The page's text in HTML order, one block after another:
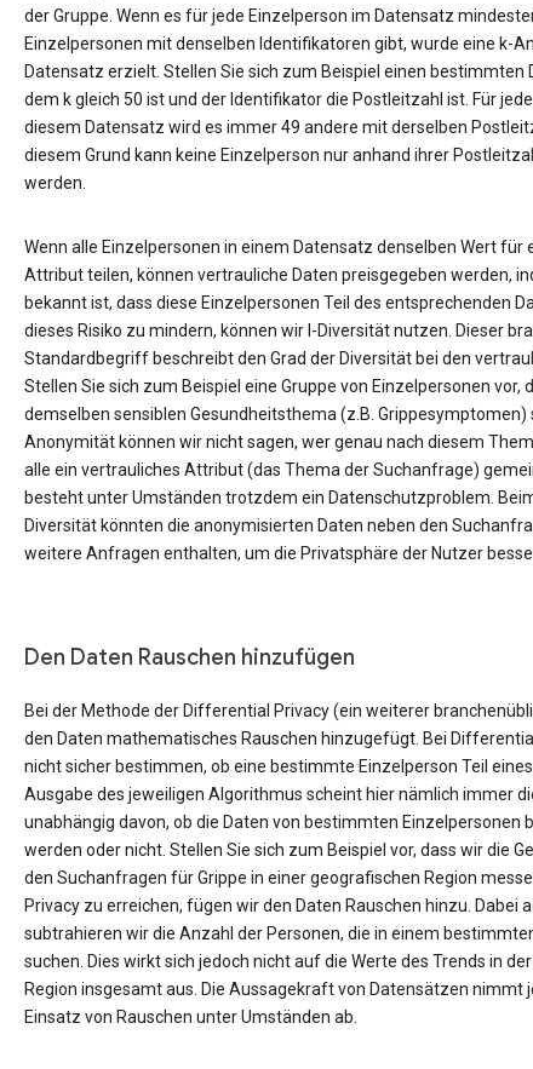
der Gruppe. Wenn es für jede Einzelperson im Datensatz
Einzelpersonen mit denselben Identifikatoren gibt, wurde eine k-
Datensatz erzielt. Stellen Sie sich zum Beispiel einen bestimmten
dem k gleich 50 ist und der Identifikator die Postleitzahl ist. Für
diesem Datensatz wird es immer 49 andere mit derselben
diesem Grund kann keine Einzelperson nur anhand ihrer
werden.
Wenn alle Einzelpersonen in einem Datensatz denselben Wert für
Attribut teilen, können vertrauliche Daten preisgegeben werden,
bekannt ist, dass diese Einzelpersonen Teil des entsprechenden
dieses Risiko zu mindern, können wir l-Diversität nutzen. Dieser
Standardbegriff beschreibt den Grad der Diversität bei den
Stellen Sie sich zum Beispiel eine Gruppe von Einzelpersonen vor,
demselben sensiblen Gesundheitsthema (z.B. Grippesymptomen)
Anonymität können wir nicht sagen, wer genau nach diesem
alle ein vertrauliches Attribut (das Thema der Suchanfrage)
besteht unter Umständen trotzdem ein Datenschutzproblem.
Diversität könnten die anonymisierten Daten neben den
weitere Anfragen enthalten, um die Privatsphäre der Nutzer
Den Daten Rauschen hinzufügen
Bei der Methode der Differential Privacy (ein weiterer
den Daten mathematisches Rauschen hinzugefügt. Bei
nicht sicher bestimmen, ob eine bestimmte Einzelperson Teil
Ausgabe des jeweiligen Algorithmus scheint hier nämlich immer
unabhängig davon, ob die Daten von bestimmten Einzelpersonen
werden oder nicht. Stellen Sie sich zum Beispiel vor, dass wir die
den Suchanfragen für Grippe in einer geografischen Region
Privacy zu erreichen, fügen wir den Daten Rauschen hinzu. Dabei
subtrahieren wir die Anzahl der Personen, die in einem
suchen. Dies wirkt sich jedoch nicht auf die Werte des Trends in
Region insgesamt aus. Die Aussagekraft von Datensätzen nimmt
Einsatz von Rauschen unter Umständen ab.